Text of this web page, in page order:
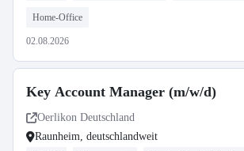
Home-Office
02.08.2026
Key Account Manager (m/w/d)
Oerlikon Deutschland
Raunheim, deutschlandweit